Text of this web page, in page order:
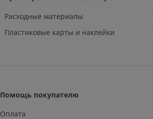
Расходные материалы
Пластиковые карты и наклейки
Помощь покупателю
Оплата